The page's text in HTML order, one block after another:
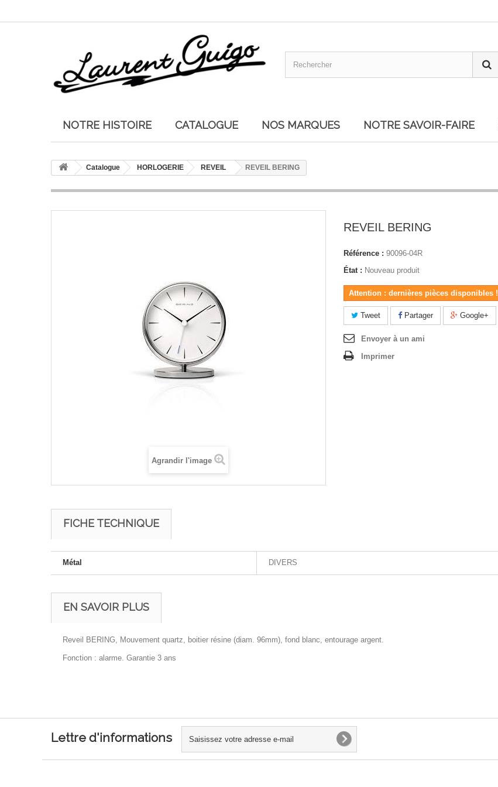
NOTRE HISTOIRE CATALOGUE NOS MARQUES NOTRE SAVOIR-FAIRE
Catalogue HORLOGERIE REVEIL REVEIL BERING
Agrandir l'image
REVEIL BERING
Référence : 90096-04R
État : Nouveau produit
Attention : dernières pièces disponibles !
Tweet Partager Google+
Envoyer à un ami
Imprimer
FICHE TECHNIQUE
Métal DIVERS
EN SAVOIR PLUS
Reveil BERING, Mouvement quartz, boitier résine (diam. 96mm), fond blanc, entourage argent.
Fonction : alarme. Garantie 3 ans
Lettre d'informations